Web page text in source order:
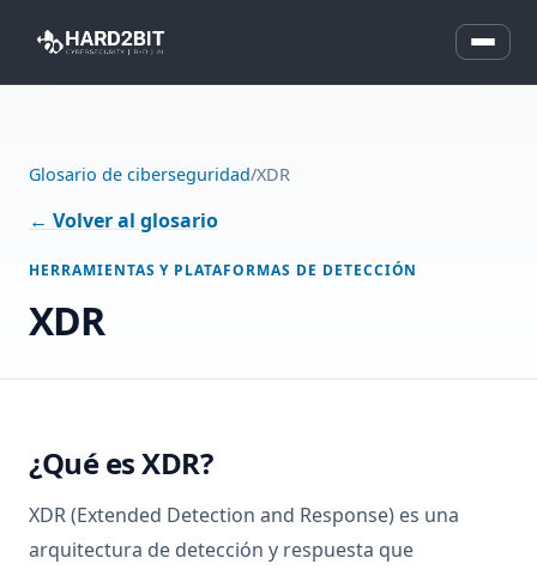
Glosario de ciberseguridad/XDR
← Volver al glosario
HERRAMIENTAS Y PLATAFORMAS DE DETECCIÓN
XDR
¿Qué es XDR?
XDR (Extended Detection and Response) es una
arquitectura de detección y respuesta que